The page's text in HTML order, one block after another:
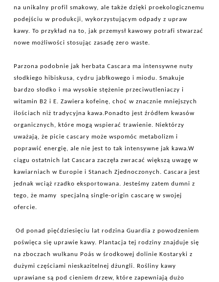
na unikalny profil smakowy, ale także dzięki proekologicznemu
podejściu w produkcji, wykorzystującym odpady z upraw
kawy. To przykład na to, jak przemysł kawowy potrafi stwarzać
nowe możliwości stosując zasadę zero waste.
Parzona podobnie jak herbata Cascara ma intensywne nuty
słodkiego hibiskusa, cydru jabłkowego i miodu. Smakuje
bardzo słodko i ma wysokie stężenie przeciwutleniaczy i
witamin B2 i E. Zawiera kofeinę, choć w znacznie mniejszych
ilościach niż tradycyjna kawa.Ponadto jest źródłem kwasów
organicznych, które mogą wspierać trawienie. Niektórzy
uważają, że picie cascary może wspomóc metabolizm i
poprawić energię, ale nie jest to tak intensywne jak kawa.W
ciągu ostatnich lat Cascara zaczęła zwracać większą uwagę w
kawiarniach w Europie i Stanach Zjednoczonych. Cascara jest
jednak wciąż rzadko eksportowana. Jesteśmy zatem dumni z
tego, że mamy specjalną single-origin cascarę w swojej
ofercie.
Od ponad pięćdziesięciu lat rodzina Guardia z powodzeniem
poświęca się uprawie kawy. Plantacja tej rodziny znajduje się
na zboczach wulkanu Poás w środkowej dolinie Kostaryki z
dużymi częściami nieskazitelnej dżungli. Rośliny kawy
uprawiane są pod cieniem drzew, które zapewniają dużo